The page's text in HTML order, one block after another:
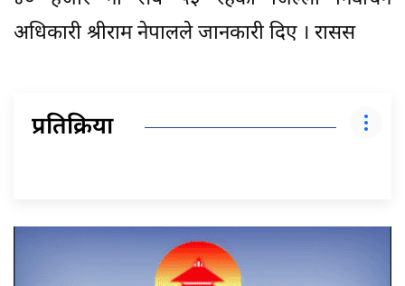
अधिकारी श्रीराम नेपालले जानकारी दिए । रासस
प्रतिक्रिया